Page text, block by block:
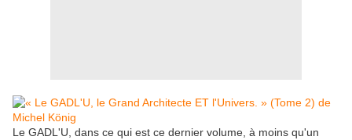
Le GADL'U, dans ce qui est ce dernier volume, à moins qu'un